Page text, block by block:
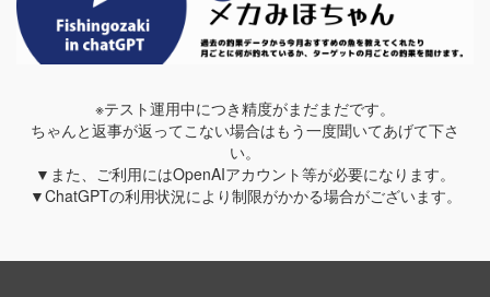
※テスト運用中につき精度がまだまだです。
ちゃんと返事が返ってこない場合はもう一度聞いてあげて下さ
い。
▼また、ご利用にはOpenAIアカウント等が必要になります。
▼ChatGPTの利用状況により制限がかかる場合がございます。